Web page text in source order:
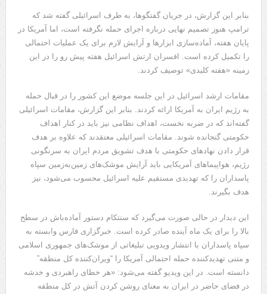
بنابر این گزارش، در جریان گفتگوها، به طرف اسرائیلی گفته شد که
ترامپ هنوز تصمیم نهایی درباره اجرای حمله نگرفته است، اما آمریکا در
پایان هفته، آماده‌سازی ابزارها و آرایش لازم برای یک عملیات احتمالی
را تکمیل کرده است. افسران ارتش اسرائیل هفته پیش رو را در این
زمینه «هفته کلیدی» توصیف کردند.
مقامات ارشد اسرائیل در این جلسه موضع این کشور را در قبال حمله
به رژیم ایران به آمریکا ارائه کردند. بنابر این گزارش، مقامات اسرائیلی
گفته‌اند که در ضربه نخست، اهداف نظامی نیز باید در کنار اهداف
حکومتی گنجانده شوند. مقامات اسرائیلی معتقدند که علاوه بر هدف
قرار دادن نهادهای حکومتی با هدف تشویق مردم ایران به سرنگونی
رژیم، هواپیماهای آمریکایی باید آرایش موشک‌های زمین‌به‌زمین سپاه
پاسداران را که تهدیدی مستقیم علیه اسرائیل محسوب می‌شود، نیز
هدف بگیرند.
این دیدار در حالی صورت می‌گیرد که سنتکام دستور آماده‌باش در سطح
بالا را برای یک ماه آینده صادر کرده است. خبرگزاری فارس وابسته به
سپاه پاسداران با انتشار ویدویی تبلیغاتی از موشک‌های جمهوری اسلامی
و متنی تهدیدکننده حمله احتمالی آمریکا را “ویران‌کننده کل منطقه”
دانسته است. در این ویدیو گفته می‌شود: «هر خطای راهبردی و خدشه
در فضای حاضر در ایران به معنای روشن کردن آتش در کل منطقه